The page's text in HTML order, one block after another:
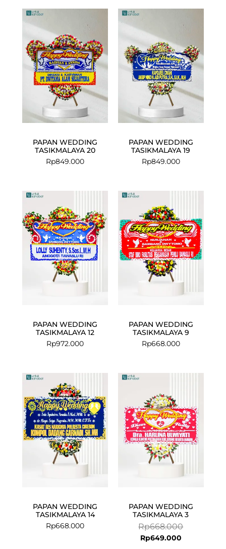
PAPAN WEDDING
TASIKMALAYA 20
Rp849.000
PAPAN WEDDING
TASIKMALAYA 19
Rp849.000
PAPAN WEDDING
TASIKMALAYA 12
Rp972.000
PAPAN WEDDING
TASIKMALAYA 9
Rp668.000
PAPAN WEDDING
TASIKMALAYA 14
Rp668.000
PAPAN WEDDING
TASIKMALAYA 3
Rp668.000
Rp668.000.
Rp649.000
Rp649.000.